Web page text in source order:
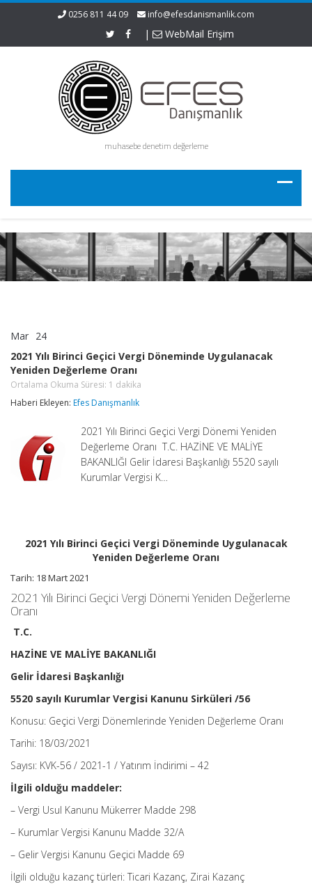
0256 811 44 09 info@efesdanismanlik.com
| WebMail Erişim
muhasebe denetim değerleme
Mar 24
Birinci
Geçici
Vergi
Uygulanacak
Değerleme
Oranı
Ortalama
Okuma
Süresi:
2021 Yılı Birinci Geçici Vergi Döneminde Uygulanacak
Yeniden Değerleme Oranı
Ortalama Okuma Süresi: 1 dakika
Haberi Ekleyen: Efes Danışmanlık
2021 Yılı Birinci Geçici Vergi Dönemi Yeniden
Değerleme Oranı T.C. HAZİNE VE MALİYE
BAKANLIĞI Gelir İdaresi Başkanlığı 5520 sayılı
Kurumlar Vergisi K…
2021 Yılı Birinci Geçici Vergi Döneminde Uygulanacak
Yeniden Değerleme Oranı
Tarih: 18 Mart 2021
2021 Yılı Birinci Geçici Vergi Dönemi Yeniden Değerleme
Oranı
T.C.
HAZİNE VE MALİYE BAKANLIĞI
Gelir İdaresi Başkanlığı
5520 sayılı Kurumlar Vergisi Kanunu Sirküleri /56
Konusu: Geçici Vergi Dönemlerinde Yeniden Değerleme Oranı
Tarihi: 18/03/2021
Sayısı: KVK-56 / 2021-1 / Yatırım İndirimi – 42
İlgili olduğu maddeler:
– Vergi Usul Kanunu Mükerrer Madde 298
– Kurumlar Vergisi Kanunu Madde 32/A
– Gelir Vergisi Kanunu Geçici Madde 69
İlgili olduğu kazanç türleri: Ticari Kazanç, Zirai Kazanç